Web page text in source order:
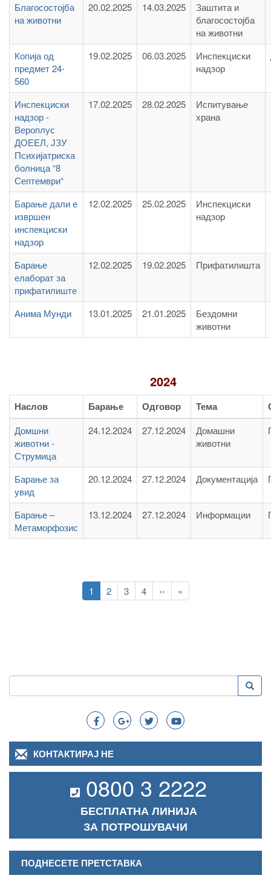
Благосостојба
на животни
20.02.2025 14.03.2025
Заштита и
благосостојба
на животни
Копија од
предмет 24-
560
19.02.2025 06.03.2025
Инспекциски
надзор
Инспекциски
надзор -
Вероплус
ДОЕЕЛ, ЈЗУ
Психијатриска
болница “8
Септември“
17.02.2025 28.02.2025
Испитување
храна
Барање дали е
извршен
инспекциски
надзор
12.02.2025 25.02.2025
Инспекциски
надзор
Барање
елаборат за
прифатилиште
12.02.2025 19.02.2025 Прифатилишта
Анима Мунди 13.01.2025 21.01.2025
Бездомни
животни
2024
Наслов Барање Одговор Тема
Домшни
животни -
Струмица
24.12.2024 27.12.2024
Домашни
животни
Барање за
увид
20.12.2024 27.12.2024 Документација
Барање –
Метаморфозис
13.12.2024 27.12.2024 Информации
Current
page
1 Page
2 Page
3 Page
4
Следна
страна
››
Last
page
»
Search
Пребарување
КОНТАКТИРАЈ НЕ
0800 3 2222
БЕСПЛАТНА ЛИНИЈА
ЗА ПОТРОШУВАЧИ
ПОДНЕСЕТЕ ПРЕТСТАВКА